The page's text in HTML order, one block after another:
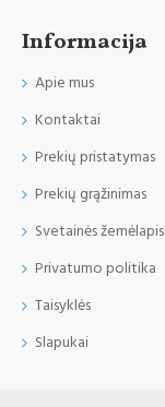
Informacija
Apie mus
Kontaktai
Prekių pristatymas
Prekių grąžinimas
Svetainės žemėlapis
Privatumo politika
Taisyklės
Slapukai